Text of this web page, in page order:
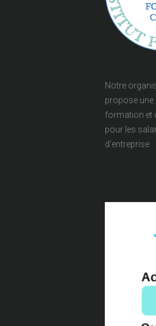
Notre
propose une
formation et
pour les
d'entreprise